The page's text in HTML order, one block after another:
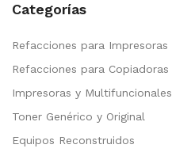
Categorías
Refacciones para Impresoras
Refacciones para Copiadoras
Impresoras y Multifuncionales
Toner Genérico y Original
Equipos Reconstruidos